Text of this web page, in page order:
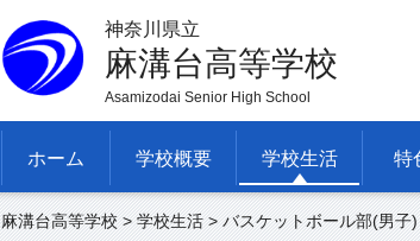
神奈川県立
麻溝台高等学校
Asamizodai Senior High School
ホーム 学校概要 学校生活 特
麻溝台高等学校>学校生活> バスケットボール部(男子)